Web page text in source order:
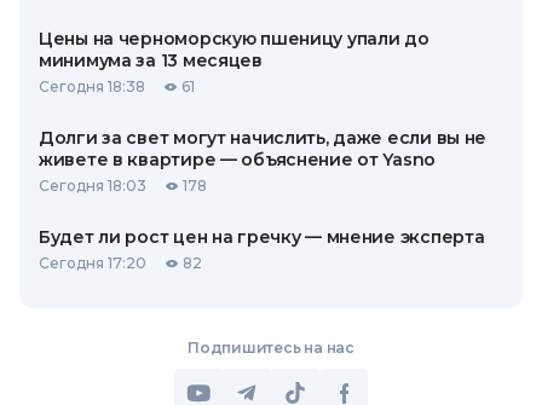
Цены на черноморскую пшеницу упали до
минимума за 13 месяцев
Сегодня 18:38 61
Долги за свет могут начислить, даже если вы не
живете в квартире — объяснение от Yasno
Сегодня 18:03 178
Будет ли рост цен на гречку — мнение эксперта
Сегодня 17:20 82
Подпишитесь на нас